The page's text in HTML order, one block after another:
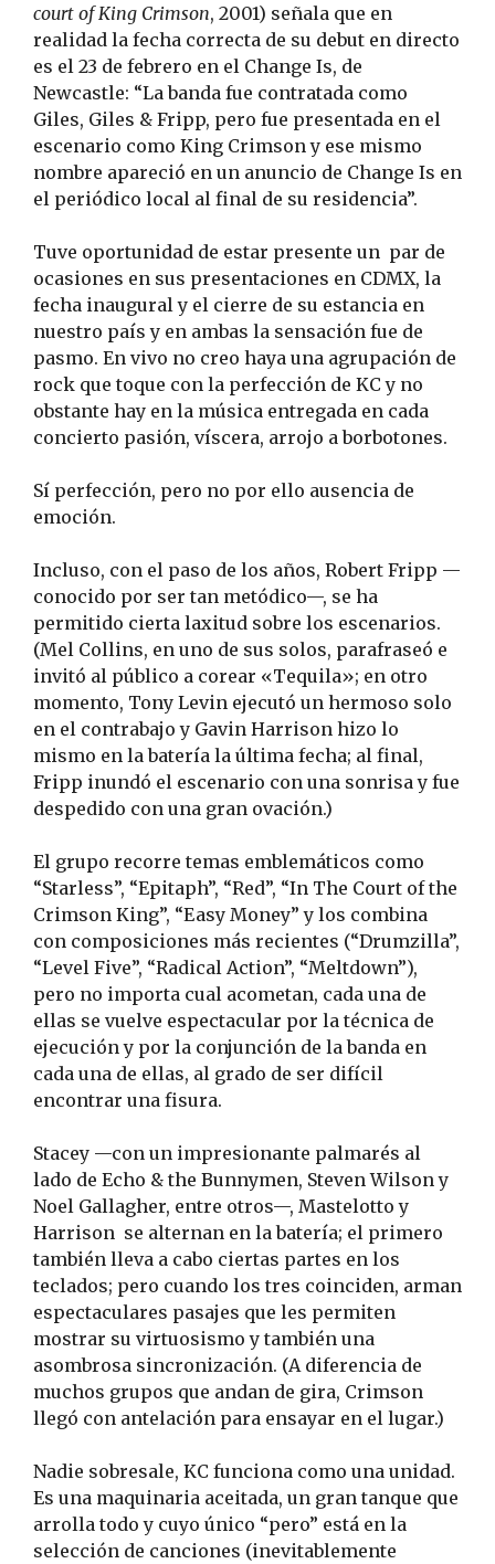
court of King Crimson, 2001) señala que en
realidad la fecha correcta de su debut en directo
es el 23 de febrero en el Change Is, de
Newcastle: “La banda fue contratada como
Giles, Giles & Fripp, pero fue presentada en el
escenario como King Crimson y ese mismo
nombre apareció en un anuncio de Change Is en
el periódico local al final de su residencia”.
Tuve oportunidad de estar presente un par de
ocasiones en sus presentaciones en CDMX, la
fecha inaugural y el cierre de su estancia en
nuestro país y en ambas la sensación fue de
pasmo. En vivo no creo haya una agrupación de
rock que toque con la perfección de KC y no
obstante hay en la música entregada en cada
concierto pasión, víscera, arrojo a borbotones.
Sí perfección, pero no por ello ausencia de
emoción.
Incluso, con el paso de los años, Robert Fripp —
conocido por ser tan metódico—, se ha
permitido cierta laxitud sobre los escenarios.
(Mel Collins, en uno de sus solos, parafraseó e
invitó al público a corear «Tequila»; en otro
momento, Tony Levin ejecutó un hermoso solo
en el contrabajo y Gavin Harrison hizo lo
mismo en la batería la última fecha; al final,
Fripp inundó el escenario con una sonrisa y fue
despedido con una gran ovación.)
El grupo recorre temas emblemáticos como
“Starless”, “Epitaph”, “Red”, “In The Court of the
Crimson King”, “Easy Money” y los combina
con composiciones más recientes (“Drumzilla”,
“Level Five”, “Radical Action”, “Meltdown”),
pero no importa cual acometan, cada una de
ellas se vuelve espectacular por la técnica de
ejecución y por la conjunción de la banda en
cada una de ellas, al grado de ser difícil
encontrar una fisura.
Stacey —con un impresionante palmarés al
lado de Echo & the Bunnymen, Steven Wilson y
Noel Gallagher, entre otros—, Mastelotto y
Harrison se alternan en la batería; el primero
también lleva a cabo ciertas partes en los
teclados; pero cuando los tres coinciden, arman
espectaculares pasajes que les permiten
mostrar su virtuosismo y también una
asombrosa sincronización. (A diferencia de
muchos grupos que andan de gira, Crimson
llegó con antelación para ensayar en el lugar.)
Nadie sobresale, KC funciona como una unidad.
Es una maquinaria aceitada, un gran tanque que
arrolla todo y cuyo único “pero” está en la
selección de canciones (inevitablemente